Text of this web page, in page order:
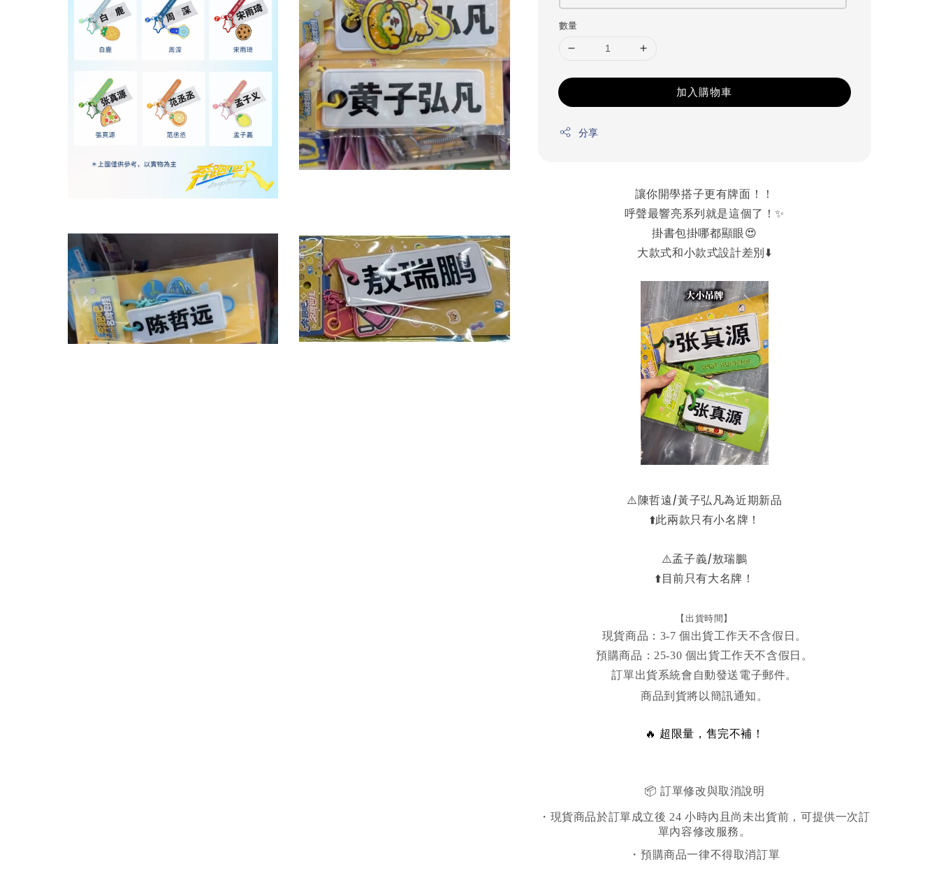
數量
加入購物車
分享
讓你開學搭子更有牌面！！
呼聲最響亮系列就是這個了！✨
掛書包掛哪都顯眼😍
大款式和小款式設計差別⬇️
⚠️陳哲遠/黃子弘凡為近期新品
⬆️此兩款只有小名牌！
⚠️孟子義/敖瑞鵬
⬆️目前只有大名牌！
【出貨時間】
現貨商品：3-7 個出貨工作天不含假日。
預購商品：25-30 個出貨工作天不含假日。
訂單出貨系統會自動發送電子郵件。
商品到貨將以簡訊通知。
🔥 超限量，售完不補！
📦 訂單修改與取消說明
・現貨商品於訂單成立後 24 小時內且尚未出貨前，可提供一次訂
單內容修改服務。
・預購商品一律不得取消訂單